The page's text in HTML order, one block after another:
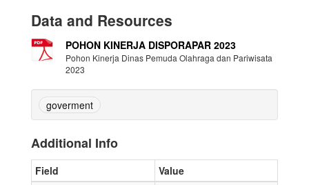
Data and Resources
POHON KINERJA DISPORAPAR 2023
Pohon Kinerja Dinas Pemuda Olahraga dan Pariwisata
2023
goverment
Additional Info
Field
Value